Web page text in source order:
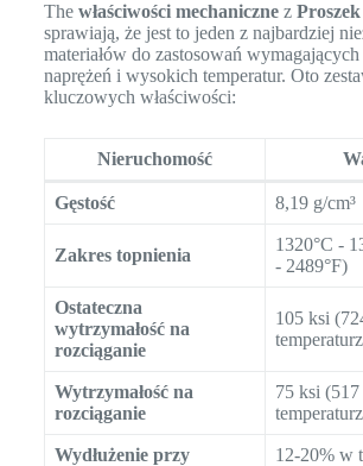
The właściwości mechanicznez
sprawiają, że jest to jeden z najbardziej
materiałów do zastosowań
naprężeń i wysokich temperatur. Oto
kluczowych właściwości:
Nieruchomość
Gęstość 8,19 g/cm³
Zakres topnienia
1320°C -
- 2489°F)
Ostateczna
wytrzymałość na
rozciąganie
105 ksi
Wytrzymałość na
rozciąganie
75 ksi
Wydłużenie przy
12-20% w